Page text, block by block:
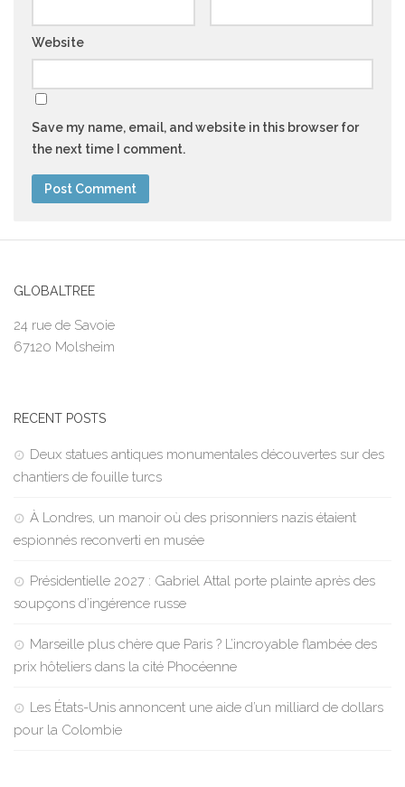
Website
Save my name, email, and website in this browser for
the next time I comment.
GLOBALTREE
24 rue de Savoie
67120 Molsheim
RECENT POSTS
Deux statues antiques monumentales découvertes sur des
chantiers de fouille turcs
À Londres, un manoir où des prisonniers nazis étaient
espionnés reconverti en musée
Présidentielle 2027 : Gabriel Attal porte plainte après des
soupçons d’ingérence russe
Marseille plus chère que Paris ? L’incroyable flambée des
prix hôteliers dans la cité Phocéenne
Les États-Unis annoncent une aide d’un milliard de dollars
pour la Colombie